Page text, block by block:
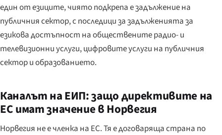
един от езиците, чиято подкрепа е задължение на
публичния сектор, с последици за задълженията за
езикова достъпност на обществените радио- и
телевизионни услуги, цифровите услуги на публичния
сектор и образованието.
Каналът на ЕИП: защо директивите на
ЕС имат значение в Норвегия
Норвегия не е членка на ЕС. Тя е договаряща страна по